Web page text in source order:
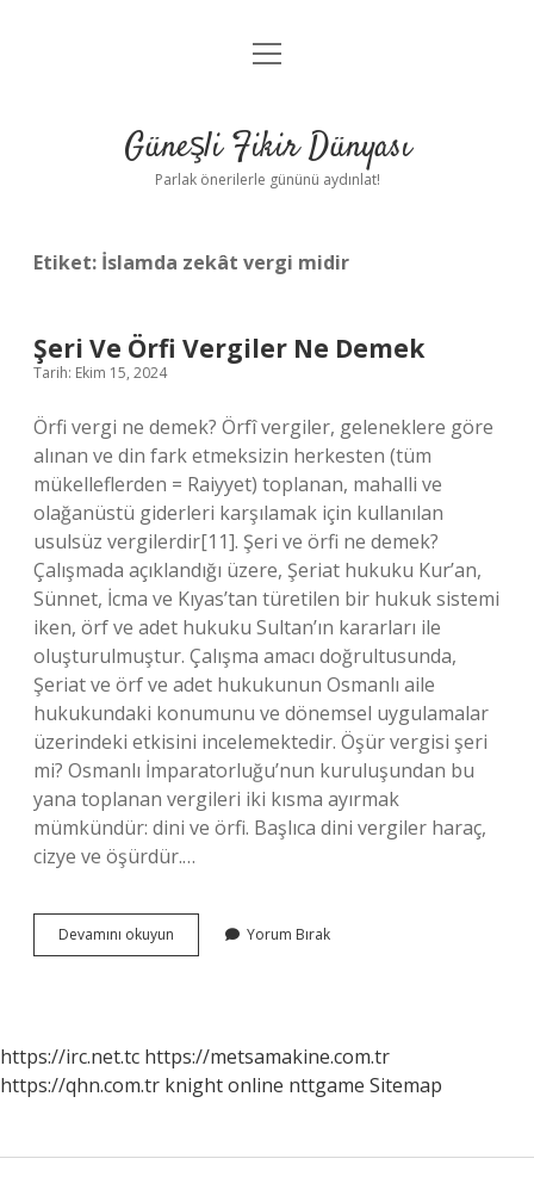
Anasayfa
Yasal Uyarı
menüyü
Güneşli Fikir Dünyası
Parlak önerilerle gününü aydınlat!
Etiket: İslamda zekât vergi midir
Şeri Ve Örfi Vergiler Ne Demek
Tarih: Ekim 15, 2024
Örfi vergi ne demek? Örfî vergiler, geleneklere göre
alınan ve din fark etmeksizin herkesten (tüm
mükelleflerden = Raiyyet) toplanan, mahalli ve
olağanüstü giderleri karşılamak için kullanılan
usulsüz vergilerdir[11]. Şeri ve örfi ne demek?
Çalışmada açıklandığı üzere, Şeriat hukuku Kur’an,
Sünnet, İcma ve Kıyas’tan türetilen bir hukuk sistemi
iken, örf ve adet hukuku Sultan’ın kararları ile
oluşturulmuştur. Çalışma amacı doğrultusunda,
Şeriat ve örf ve adet hukukunun Osmanlı aile
hukukundaki konumunu ve dönemsel uygulamalar
üzerindeki etkisini incelemektedir. Öşür vergisi şeri
mi? Osmanlı İmparatorluğu’nun kuruluşundan bu
yana toplanan vergileri iki kısma ayırmak
mümkündür: dini ve örfi. Başlıca dini vergiler haraç,
cizye ve öşürdür.…
Devamını okuyun
Ve
Yorum Bırak
https://irc.net.tc https://metsamakine.com.tr
https://qhn.com.tr knight online nttgame Sitemap